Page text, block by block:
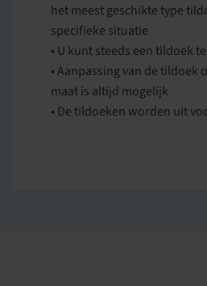
het meest geschikte type
specifieke situatie
• U kunt steeds een tildoek
• Aanpassing van de tildoek
maat is altijd mogelijk
• De tildoeken worden uit